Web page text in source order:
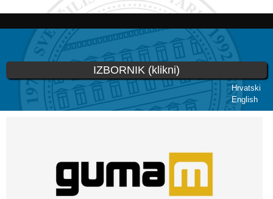
Skoči
glavni
sadržaj
Hrvatski
English
IZBORNIK (klikni)